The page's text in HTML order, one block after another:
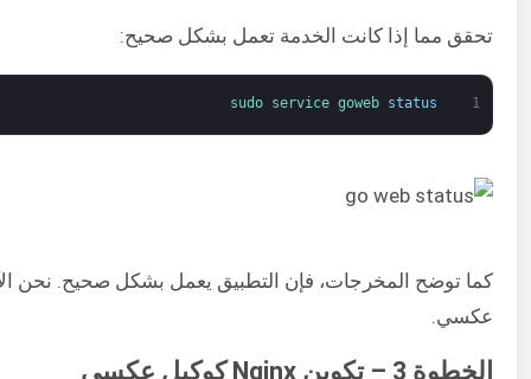
تحقق مما إذا كانت الخدمة تعمل بشكل صحيح:
1
sudo service goweb status
عكسي.
الخطوة 3 – تكوين Nginx كوكيل عكسي